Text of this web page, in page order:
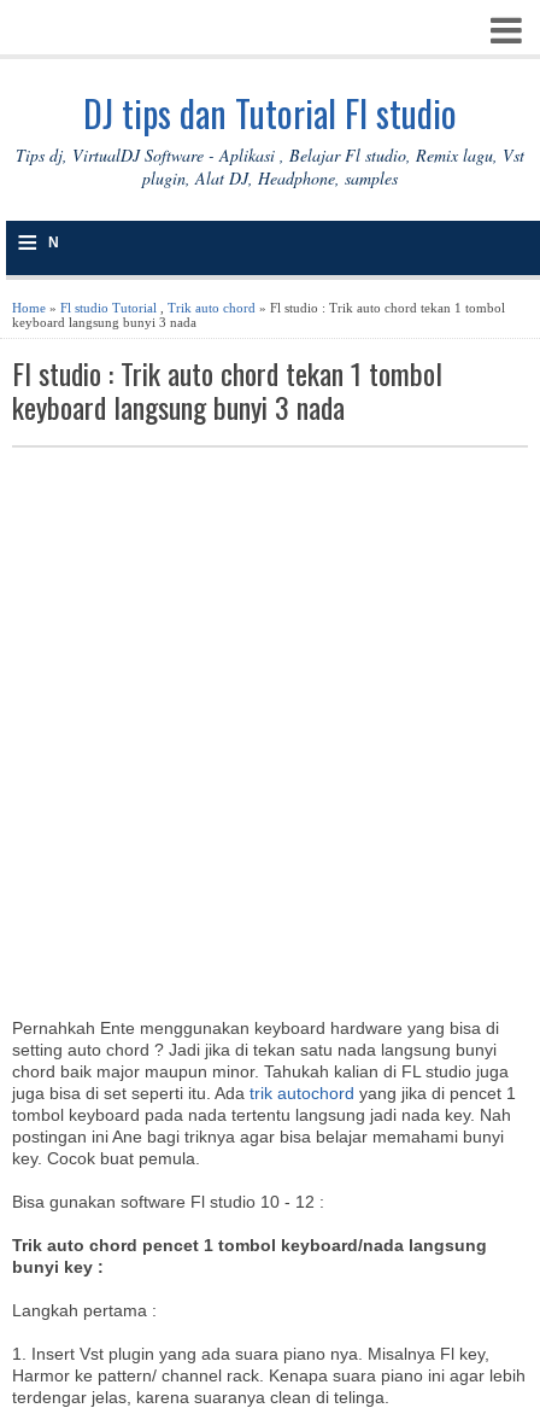
DJ tips dan Tutorial Fl studio
Tips dj, VirtualDJ Software - Aplikasi , Belajar Fl studio, Remix lagu, Vst
plugin, Alat DJ, Headphone, samples
≡ N
V
I
G
Home » Fl studio Tutorial Trik auto chord » Fl studio : Trik auto chord tekan 1 tombol
keyboard langsung bunyi 3 nada
Fl studio : Trik auto chord tekan 1 tombol
keyboard langsung bunyi 3 nada
Pernahkah Ente menggunakan keyboard hardware yang bisa di
setting auto chord ? Jadi jika di tekan satu nada langsung bunyi
chord baik major maupun minor. Tahukah kalian di FL studio juga
juga bisa di set seperti itu. Ada trik autochord yang jika di pencet 1
tombol keyboard pada nada tertentu langsung jadi nada key. Nah
postingan ini Ane bagi triknya agar bisa belajar memahami bunyi
key. Cocok buat pemula.
Bisa gunakan software Fl studio 10 - 12 :
Trik auto chord pencet 1 tombol keyboard/nada langsung
bunyi key :
Langkah pertama :
1. Insert Vst plugin yang ada suara piano nya. Misalnya Fl key,
Harmor ke pattern/ channel rack. Kenapa suara piano ini agar lebih
terdengar jelas, karena suaranya clean di telinga.